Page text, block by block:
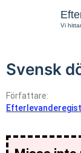
Vi
Svensk
Författare: